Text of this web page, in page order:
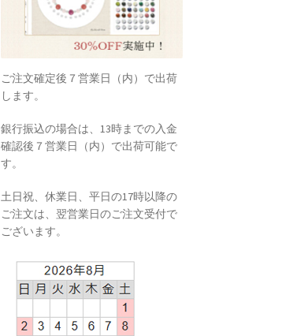
ご注文確定後７営業日（内）で出荷
します。
銀行振込の場合は、13時までの入金
確認後７営業日（内）で出荷可能で
す。
土日祝、休業日、平日の17時以降の
ご注文は、翌営業日のご注文受付で
ございます。